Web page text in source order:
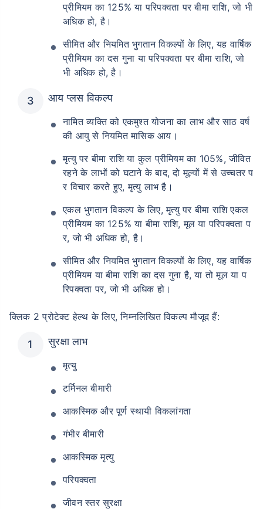
प्रीमियम का 125% या परिपक्वता पर बीमा राशि, जो भी
अधिक हो, है।
सीमित और नियमित भुगतान विकल्पों के लिए, यह वार्षिक
प्रीमियम का दस गुना या परिपक्वता पर बीमा राशि, जो
भी अधिक हो, है।
आय प्लस विकल्प
नामित व्यक्ति को एकमुश्त योजना का लाभ और साठ वर्ष
की आयु से नियमित मासिक आय।
मृत्यु पर बीमा राशि या कुल प्रीमियम का 105%, जीवित
रहने के लाभों को घटाने के बाद, दो मूल्यों में से उच्चतर प
र विचार करते हुए, मृत्यु लाभ है।
एकल भुगतान विकल्प के लिए, मृत्यु पर बीमा राशि एकल
प्रीमियम का 125% या बीमा राशि, मूल या परिपक्वता प
र, जो भी अधिक हो, है।
सीमित और नियमित भुगतान विकल्पों के लिए, यह वार्षिक
प्रीमियम या बीमा राशि का दस गुना है, या तो मूल या प
रिपक्वता पर, जो भी अधिक हो।
क्लिक 2 प्रोटेक्ट हेल्थ के लिए, निम्नलिखित विकल्प मौजूद हैं:
सुरक्षा लाभ
मृत्यु
टर्मिनल बीमारी
आकस्मिक और पूर्ण स्थायी विकलांगता
गंभीर बीमारी
आकस्मिक मृत्यु
परिपक्वता
जीवन स्तर सुरक्षा